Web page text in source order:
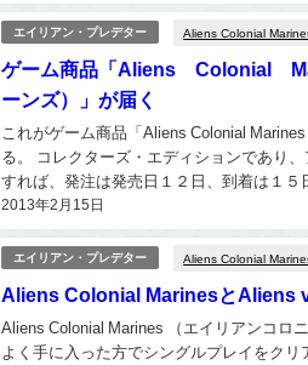
エイリアン・プレデター Aliens Colonial
ゲーム商品「Aliens Colonial
ーンズ）」が届く
2013年2月15日
これがゲーム商品「Aliens Colonial
る。 コレクターズ・エディションであり
すれば、発注は発売日１２日、到着は１５
マゾンで購入するよりは早いと思い...
エイリアン・プレデター Aliens Colonial
Aliens Colonial MarinesとAliens
Aliens Colonial Marines （エイリアンコロ
よく手に入った方でシングルプレイをク